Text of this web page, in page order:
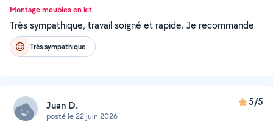
Montage meubles en kit
Très sympathique, travail soigné et rapide. Je recommande
Très sympathique
Juan D.
posté le 22 juin 2026
5/5